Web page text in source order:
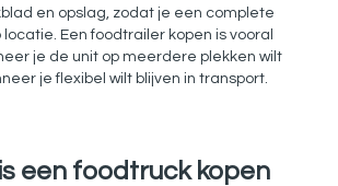
en opslag, zodat je een complete
Een foodtrailer kopen is vooral
je de unit op meerdere plekken wilt
je flexibel wilt blijven in transport.
een foodtruck kopen